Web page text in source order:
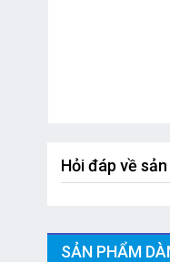
Hỏi đáp về
SẢN PHẨM